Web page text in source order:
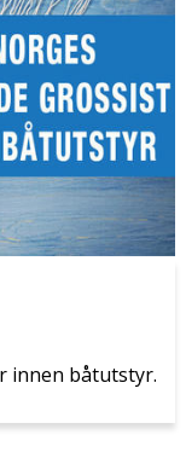
innen båtutstyr.